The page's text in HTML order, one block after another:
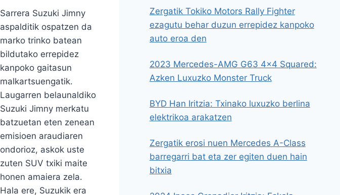
Sarrera Suzuki Jimny
aspalditik ospatzen da
marko trinko batean
bildutako errepidez
kanpoko gaitasun
malkartsuengatik.
Laugarren belaunaldiko
Suzuki Jimny merkatu
batzuetan eten zenean
emisioen araudiaren
ondorioz, askok uste
zuten SUV txiki maite
honen amaiera zela.
Hala ere, Suzukik era
Zergatik Tokiko Motors Rally Fighter
ezagutu behar duzun errepidez kanpoko
auto eroa den
2023 Mercedes-AMG G63 4×4 Squared:
Azken Luxuzko Monster Truck
BYD Han Iritzia: Txinako luxuzko berlina
elektrikoa arakatzen
Zergatik erosi nuen Mercedes A-Class
barregarri bat eta zer egiten duen hain
bitxia